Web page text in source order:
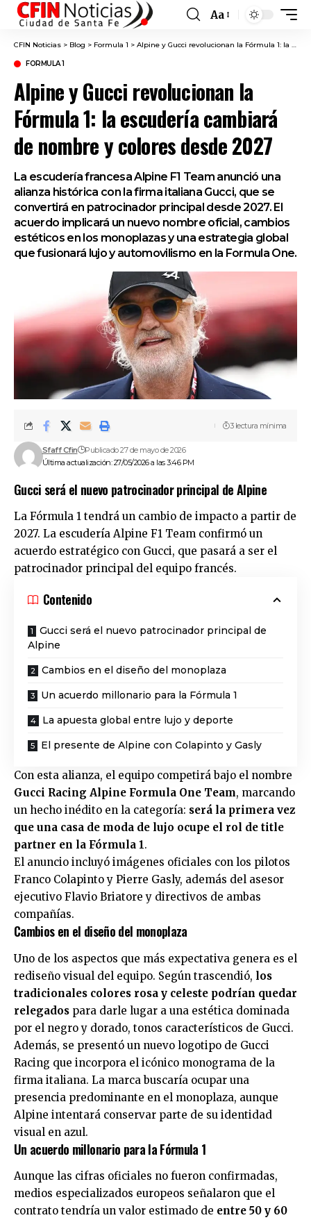
Font
Resizer
Aa
CFIN Noticias > Blog > Formula 1 > Alpine y Gucci revolucionan la Fórmula 1: la escudería cambiará de nombre y colores desde 2027
FORMULA 1
Alpine y Gucci revolucionan la
Fórmula 1: la escudería cambiará
de nombre y colores desde 2027
La escudería francesa Alpine F1 Team anunció una
alianza histórica con la firma italiana Gucci, que se
convertirá en patrocinador principal desde 2027. El
acuerdo implicará un nuevo nombre oficial, cambios
estéticos en los monoplazas y una estrategia global
que fusionará lujo y automovilismo en la Formula One.
Última actualización: 27/05/2026 a las 3:46 PM
Sfaff Cfin Publicado 27 de mayo de 2026
3 lectura mínima
Gucci será el nuevo patrocinador principal de Alpine
La Fórmula 1 tendrá un cambio de impacto a partir de
2027. La escudería Alpine F1 Team confirmó un
acuerdo estratégico con Gucci, que pasará a ser el
patrocinador principal del equipo francés.
Contenido
Gucci será el nuevo patrocinador principal de
Alpine
Cambios en el diseño del monoplaza
Un acuerdo millonario para la Fórmula 1
La apuesta global entre lujo y deporte
El presente de Alpine con Colapinto y Gasly
Con esta alianza, el equipo competirá bajo el nombre
Gucci Racing Alpine Formula One Team, marcando
un hecho inédito en la categoría: será la primera vez
que una casa de moda de lujo ocupe el rol de title
partner en la Fórmula 1.
El anuncio incluyó imágenes oficiales con los pilotos
Franco Colapinto y Pierre Gasly, además del asesor
ejecutivo Flavio Briatore y directivos de ambas
compañías.
Cambios en el diseño del monoplaza
Uno de los aspectos que más expectativa genera es el
rediseño visual del equipo. Según trascendió, los
tradicionales colores rosa y celeste podrían quedar
relegados para darle lugar a una estética dominada
por el negro y dorado, tonos característicos de Gucci.
Además, se presentó un nuevo logotipo de Gucci
Racing que incorpora el icónico monograma de la
firma italiana. La marca buscaría ocupar una
presencia predominante en el monoplaza, aunque
Alpine intentará conservar parte de su identidad
visual en azul.
Un acuerdo millonario para la Fórmula 1
Aunque las cifras oficiales no fueron confirmadas,
medios especializados europeos señalaron que el
contrato tendría un valor estimado de entre 50 y 60